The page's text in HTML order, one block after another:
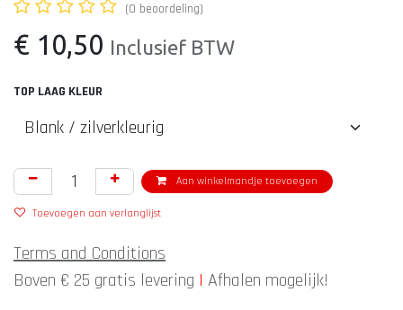
(0 beoordeling)
€ 10,50 Inclusief BTW
TOP LAAG KLEUR
Aan winkelmandje toevoegen
Toevoegen aan verlanglijst
Terms and Conditions
Boven € 25 gratis levering | Afhalen mogelijk!